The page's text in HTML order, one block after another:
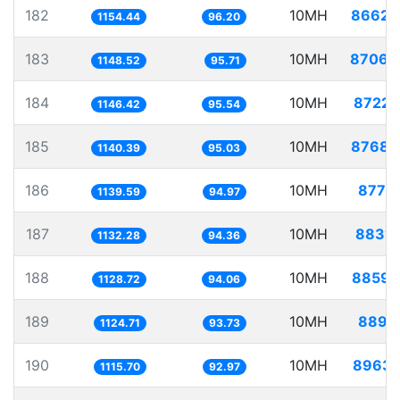
182 1154.44 96.20 10MH
183 1148.52 95.71 10MH
184 1146.42 95.54 10MH
185 1140.39 95.03 10MH
186 1139.59 94.97 10MH
187 1132.28 94.36 10MH
188 1128.72 94.06 10MH
189 1124.71 93.73 10MH
190 1115.70 92.97 10MH